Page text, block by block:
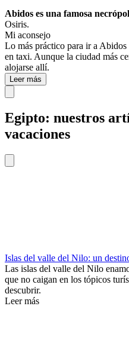
Abidos es una famosa
Osiris.
Mi aconsejo
Lo más práctico para ir a
en taxi. Aunque la ciudad más
alojarse allí.
Leer más
Egipto: nuestros
vacaciones
Islas del valle del Nilo: un
Las islas del valle del Nilo
que no caigan en los tópicos
descubrir.
Leer más